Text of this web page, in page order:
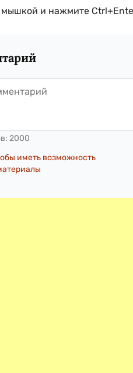
и нажмите
2000
иметь возможность